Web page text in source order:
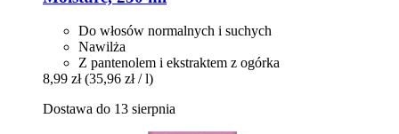
Do włosów normalnych i suchych
Nawilża
Z pantenolem i ekstraktem z ogórka
8,99 zł (35,96 zł / l)
Dostawa do 13 sierpnia